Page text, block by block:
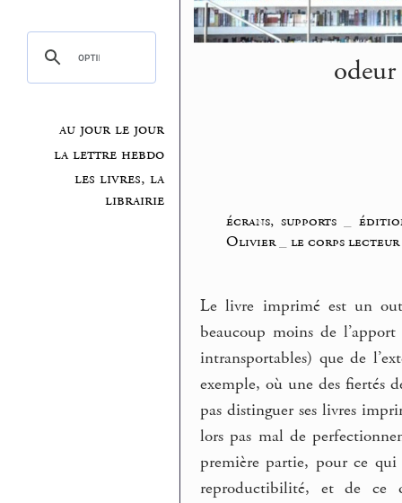
au jour le jour
la lettre hebdo
les livres, la
librairie
écrans, supports_
Olivier
le corps lecteur
Le livre imprimé est un
beaucoup moins de
intransportables) que de
exemple, où une des fiertés
pas distinguer ses livres
lors pas mal de
première partie, pour ce qui
reproductibilité, et de ce